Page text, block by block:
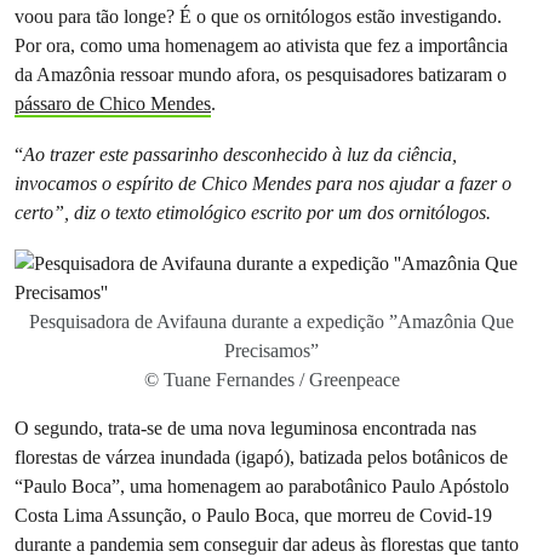
voou para tão longe? É o que os ornitólogos estão investigando.
Por ora, como uma homenagem ao ativista que fez a importância
da Amazônia ressoar mundo afora, os pesquisadores batizaram o
pássaro de Chico Mendes.
“Ao trazer este passarinho desconhecido à luz da ciência,
invocamos o espírito de Chico Mendes para nos ajudar a fazer o
certo”, diz o texto etimológico escrito por um dos ornitólogos.
Pesquisadora de Avifauna durante a expedição ”Amazônia Que
Precisamos”
© Tuane Fernandes / Greenpeace
O segundo, trata-se de uma nova leguminosa encontrada nas
florestas de várzea inundada (igapó), batizada pelos botânicos de
“Paulo Boca”, uma homenagem ao parabotânico Paulo Apóstolo
Costa Lima Assunção, o Paulo Boca, que morreu de Covid-19
durante a pandemia sem conseguir dar adeus às florestas que tanto